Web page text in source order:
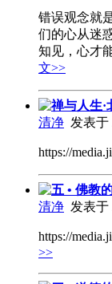
错误观念就
们的心从迷
知见，心才
文>>
禅与人生·
清净 发表于
https://
五 • 佛教
清净 发表于
https://
>>